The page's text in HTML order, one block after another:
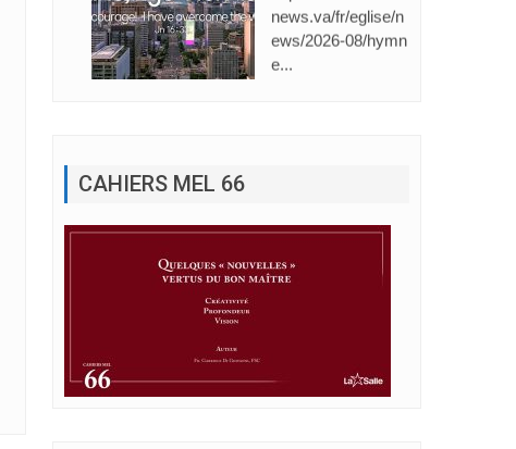
news.va/fr/eglise/n
ews/2026-08/hymn
e...
CAHIERS MEL 66